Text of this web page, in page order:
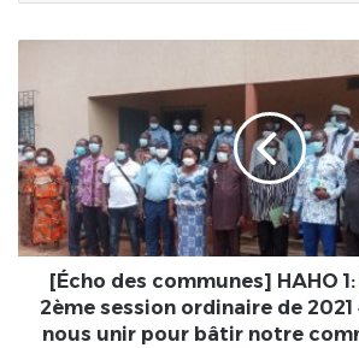
communes]
HAHO
1:
Clôture
de
la
2ème
session
ordinaire
[Écho des communes] HAHO
2ème session ordinaire de 2021
nous unir pour bâtir notre